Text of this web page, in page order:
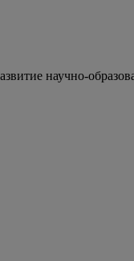
научно-